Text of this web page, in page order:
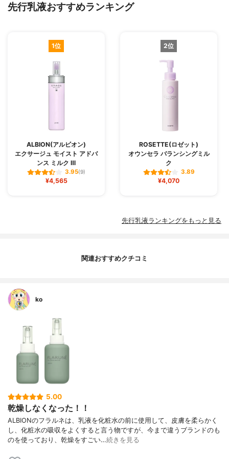
先行乳液おすすめランキング
1位
ALBION(アルビオン)
エクサージュ モイスト アドバ
ンス ミルク Ⅲ
3.95(9)
¥4,565
2位
ROSETTE(ロゼット)
オウンセラ バランシングミル
ク
3.89
¥4,070
先行乳液ランキングをもっと見る
関連おすすめクチコミ
ko
5.00
乾燥しなくなった！！
ALBIONのフラルネは、乳液を化粧水の前に使用して、皮膚を柔らかく
し、化粧水の吸収をよくすると言う物ですが、今まで違うブランドのも
のを使っており、乾燥をすごい…続きを見る